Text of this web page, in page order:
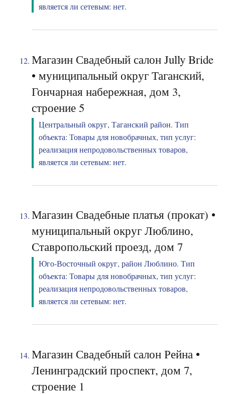
является ли сетевым: нет.
Магазин Свадебный салон Jully Bride
• муниципальный округ Таганский,
Гончарная набережная, дом 3,
строение 5
Центральный округ, Таганский район. Тип
объекта: Товары для новобрачных, тип услуг:
реализация непродовольственных товаров,
является ли сетевым: нет.
Магазин Свадебные платья (прокат) •
муниципальный округ Люблино,
Ставропольский проезд, дом 7
Юго-Восточный округ, район Люблино. Тип
объекта: Товары для новобрачных, тип услуг:
реализация непродовольственных товаров,
является ли сетевым: нет.
Магазин Свадебный салон Рейна •
Ленинградский проспект, дом 7,
строение 1